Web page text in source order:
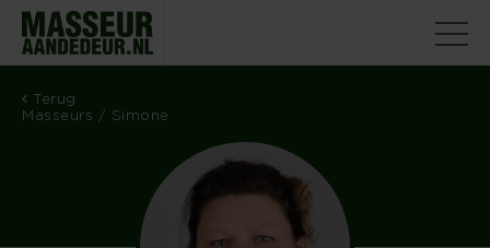
Terug
Masseurs / Simone